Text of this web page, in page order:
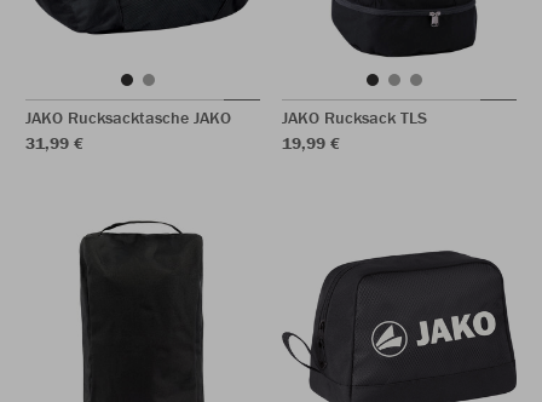
JAKO Rucksacktasche JAKO
31,99 €
JAKO Rucksack TLS
19,99 €